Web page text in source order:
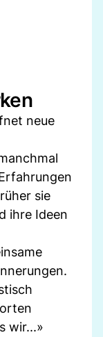
neue
sie
ihre Ideen
wir...»